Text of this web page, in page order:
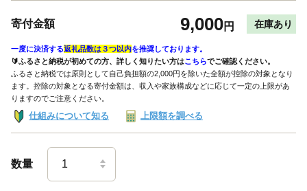
寄付金額 9,000円 在庫あり
一度に決済する返礼品数は３つ以内を推奨しております。
🔰ふるさと納税が初めての方、詳しく知りたい方はこちらでご確認ください。
ふるさと納税では原則として自己負担額の2,000円を除いた全額が控除の対象となり
ます。控除の対象となる寄付金額は、収入や家族構成などに応じて一定の上限があ
りますのでご注意ください。
仕組みについて知る 上限額を調べる
数量